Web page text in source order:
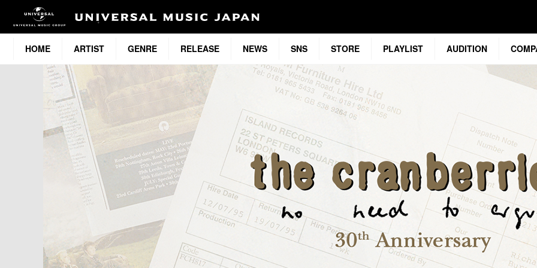
HOME ARTIST GENRE RELEASE NEWS SNS STORE PLAYLIST AUDITION